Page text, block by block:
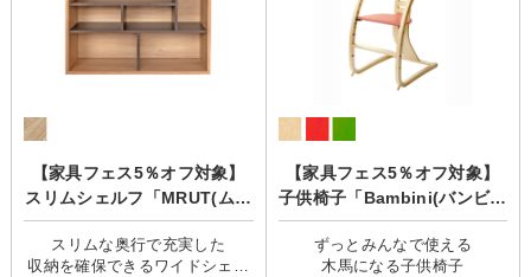
【家具フェス5％オフ対象】
スリムシェルフ「MRUT(ムル
ート)」
スリムな奥行で充実した
収納を確保できるワイドシェル
【家具フェス5％オフ対象】
子供椅子「Bambini(バンビー
ニ)」
ずっとみんなで使える